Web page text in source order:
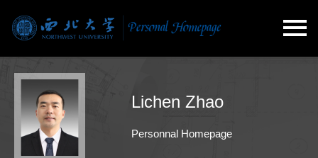
Lichen Zhao
Personnal Homepage